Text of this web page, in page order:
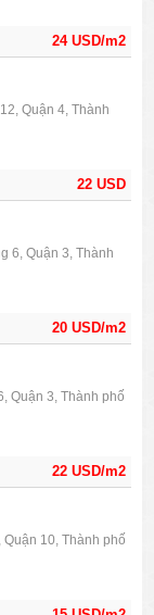
24 USD/m2
22 USD
Quận 4, Thành
20 USD/m2
6, Quận 3, Thành
22 USD/m2
Quận 3, Thành phố
10, Thành phố